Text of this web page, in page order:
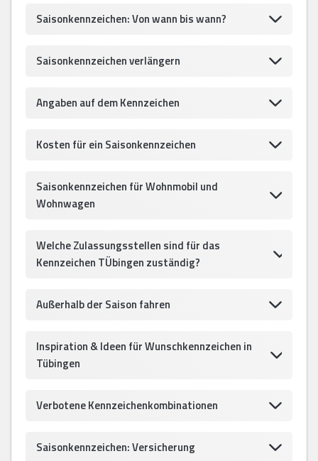
Saisonkennzeichen: Von wann bis wann?
Saisonkennzeichen verlängern
Angaben auf dem Kennzeichen
Kosten für ein Saisonkennzeichen
Saisonkennzeichen für Wohnmobil und
Wohnwagen
Welche Zulassungsstellen sind für das
Kennzeichen TÜbingen zuständig?
Außerhalb der Saison fahren
Inspiration & Ideen für Wunschkennzeichen in
Tübingen
Verbotene Kennzeichenkombinationen
Saisonkennzeichen: Versicherung